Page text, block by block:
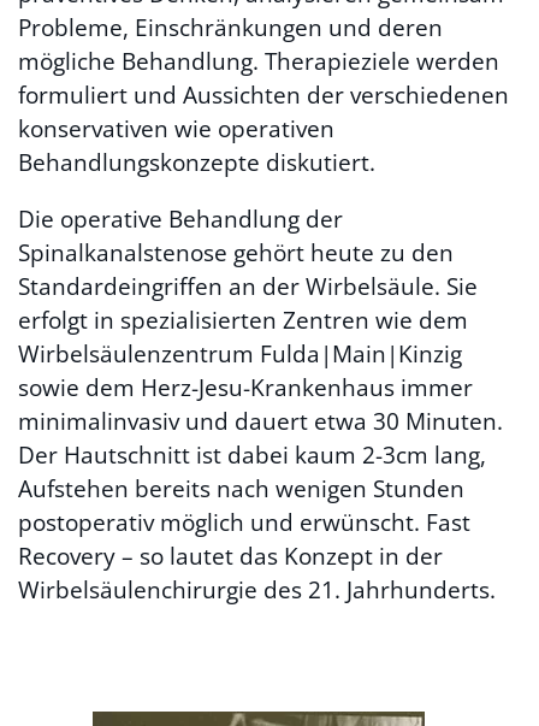
Probleme, Einschränkungen und deren
mögliche Behandlung. Therapieziele werden
formuliert und Aussichten der verschiedenen
konservativen wie operativen
Behandlungskonzepte diskutiert.
Die operative Behandlung der
Spinalkanalstenose gehört heute zu den
Standardeingriffen an der Wirbelsäule. Sie
erfolgt in spezialisierten Zentren wie dem
Wirbelsäulenzentrum Fulda|Main|Kinzig
sowie dem Herz-Jesu-Krankenhaus immer
minimalinvasiv und dauert etwa 30 Minuten.
Der Hautschnitt ist dabei kaum 2-3cm lang,
Aufstehen bereits nach wenigen Stunden
postoperativ möglich und erwünscht. Fast
Recovery – so lautet das Konzept in der
Wirbelsäulenchirurgie des 21. Jahrhunderts.